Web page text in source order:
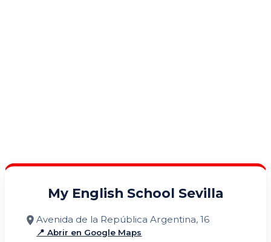
My English School Sevilla
Avenida de la República Argentina, 16
📍 Abrir en Google Maps